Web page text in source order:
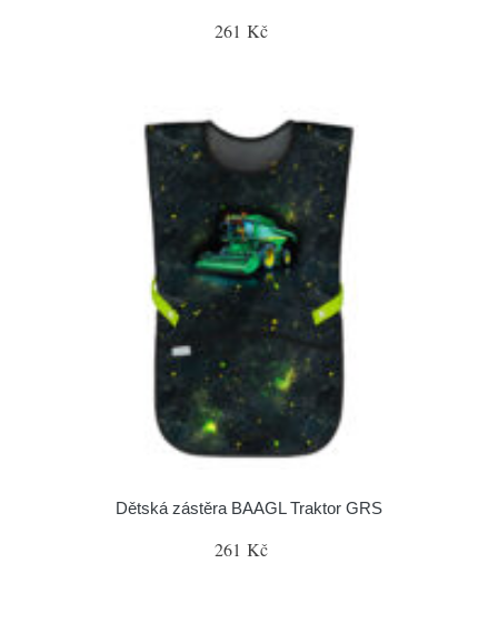
261 Kč
Dětská zástěra BAAGL Traktor GRS
261 Kč